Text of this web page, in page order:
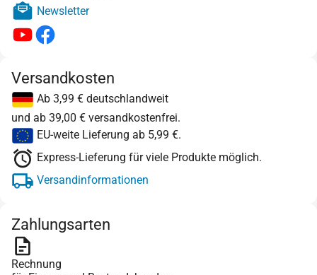
Newsletter
Versandkosten
Ab 3,99 € deutschlandweit
und ab 39,00 € versandkostenfrei.
EU-weite Lieferung ab 5,99 €.
Express-Lieferung für viele Produkte möglich.
Versandinformationen
Zahlungsarten
Rechnung